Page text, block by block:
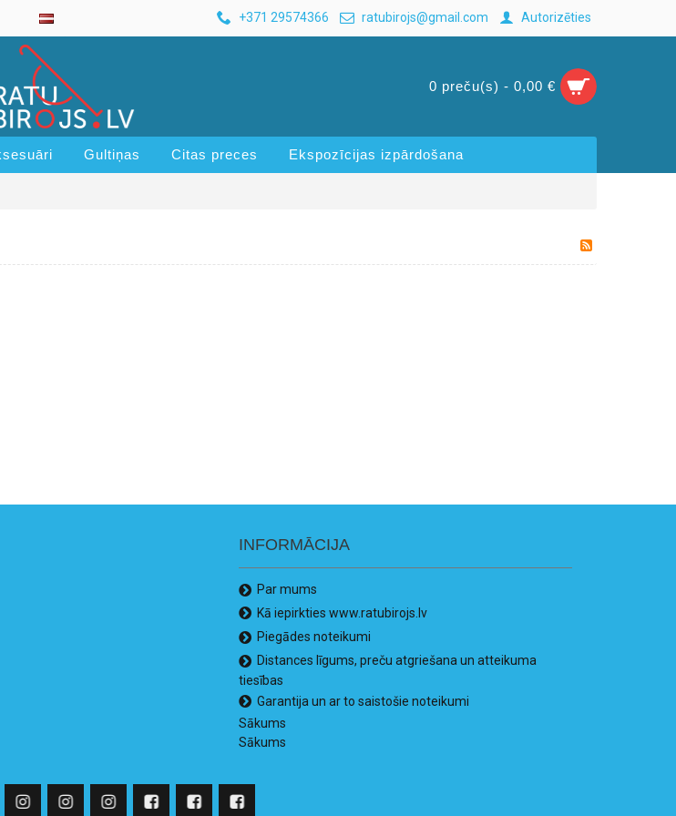
+371 29574366 ratubirojs@gmail.com Autorizēties
0 preču(s) - 0,00 €
Gultiņas Citas preces Ekspozīcijas izpārdošana
INFORMĀCIJA
Par mums
Kā iepirkties www.ratubirojs.lv
Piegādes noteikumi
Distances līgums, preču atgriešana un atteikuma
tiesības
Garantija un ar to saistošie noteikumi
Sākums
Sākums